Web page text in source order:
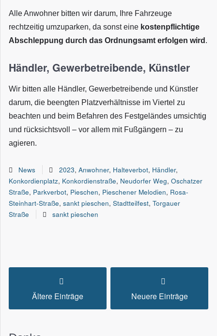
Alle Anwohner bitten wir darum, Ihre Fahrzeuge
rechtzeitig umzuparken, da sonst eine kostenpflichtige
Abschleppung durch das Ordnungsamt erfolgen wird .
Händler, Gewerbetreibende, Künstler
Wir bitten alle Händler, Gewerbetreibende und Künstler
darum, die beengten Platzverhältnisse im Viertel zu
beachten und beim Befahren des Festgeländes umsichtig
und rücksichtsvoll – vor allem mit Fußgängern – zu
agieren.
News 2023, Anwohner, Halteverbot, Händler,
Konkordienplatz, Konkordienstraße, Neudorfer Weg, Oschatzer
Straße, Parkverbot, Pieschen, Pieschener Melodien, Rosa-
Steinhart-Straße, sankt pieschen, Stadtteilfest, Torgauer
Straße
sankt pieschen
Ältere Einträge Neuere Einträge